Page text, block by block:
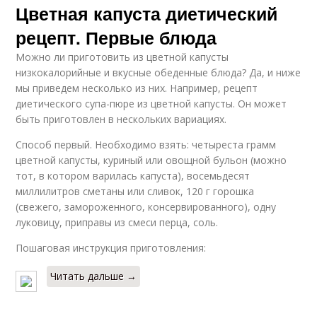
Цветная капуста диетический
рецепт. Первые блюда
Можно ли приготовить из цветной капусты
низкокалорийные и вкусные обеденные блюда? Да, и ниже
мы приведем несколько из них. Например, рецепт
диетического супа-пюре из цветной капусты. Он может
быть приготовлен в нескольких вариациях.
Способ первый. Необходимо взять: четыреста грамм
цветной капусты, куриный или овощной бульон (можно
тот, в котором варилась капуста), восемьдесят
миллилитров сметаны или сливок, 120 г горошка
(свежего, замороженного, консервированного), одну
луковицу, приправы из смеси перца, соль.
Пошаговая инструкция приготовления:
Читать дальше →